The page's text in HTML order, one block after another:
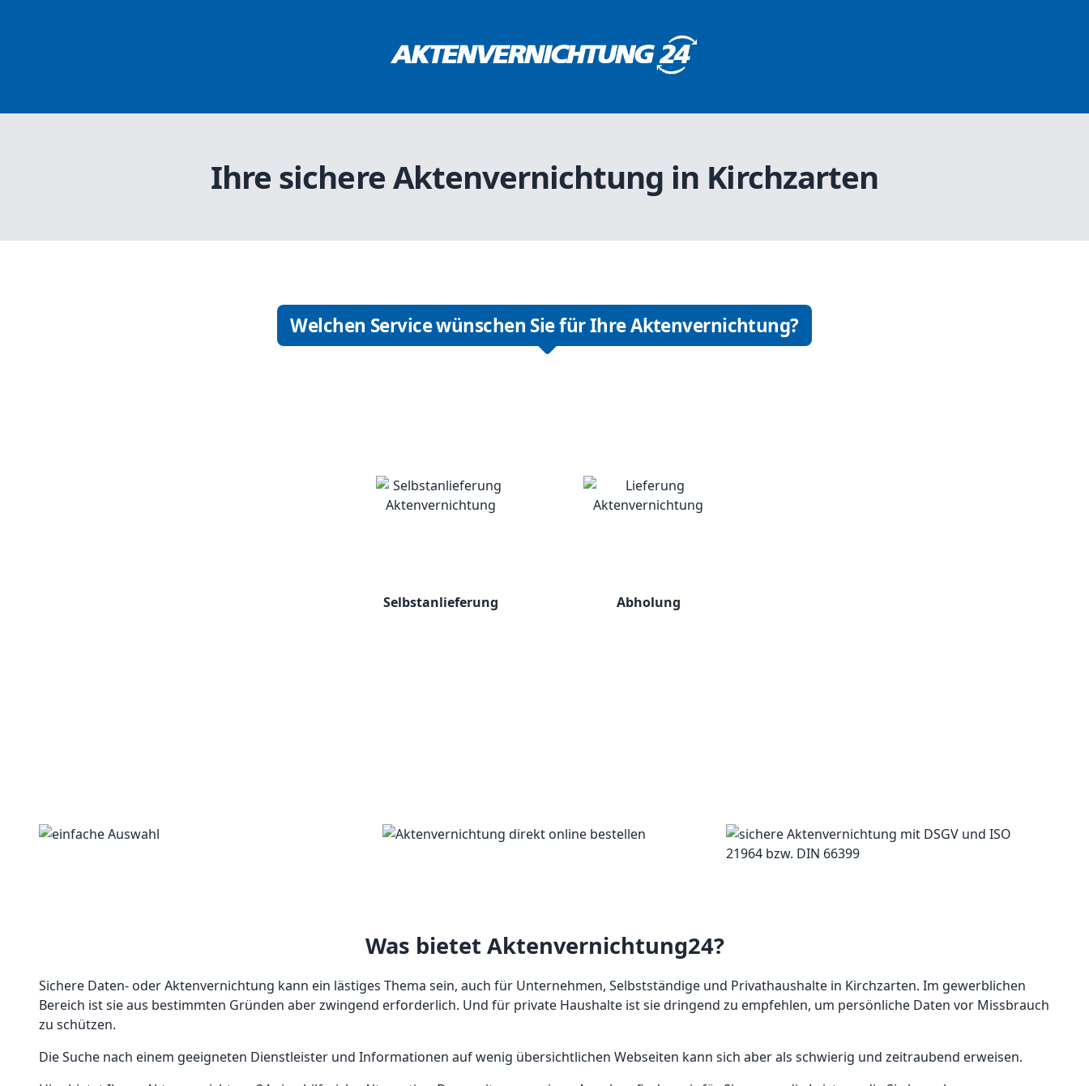
Ihre sichere Aktenvernichtung in Kirchzarten
Welchen Service wünschen Sie für Ihre Aktenvernichtung?
Selbstanlieferung Abholung
Was bietet Aktenvernichtung24?
Sichere Daten- oder Aktenvernichtung kann ein lästiges Thema sein, auch für Unternehmen, Selbstständige und Privathaushalte in Kirchzarten. Im gewerblichen
Bereich ist sie aus bestimmten Gründen aber zwingend erforderlich. Und für private Haushalte ist sie dringend zu empfehlen, um persönliche Daten vor Missbrauch
zu schützen.
Die Suche nach einem geeigneten Dienstleister und Informationen auf wenig übersichtlichen Webseiten kann sich aber als schwierig und zeitraubend erweisen.